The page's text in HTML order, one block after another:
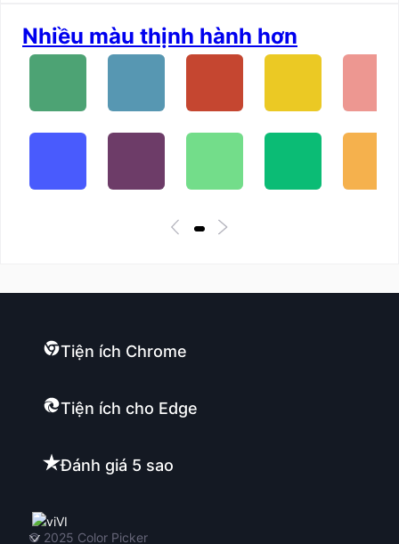
Nhiều màu thịnh hành hơn
Tiện ích Chrome
Tiện ích cho Edge
Đánh giá 5 sao
VI
© 2025 Color Picker